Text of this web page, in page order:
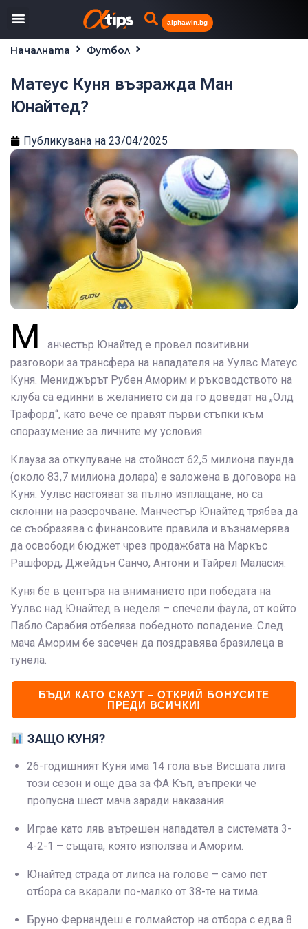
alphawin.bg
Началната
Футбол
Матеус Куня възражда Ман
Юнайтед?
Публикувана на 23/04/2025
М
анчестър Юнайтед е провел позитивни
разговори за трансфера на нападателя на Уулвс Матеус
Куня. Мениджърът Рубен Аморим и ръководството на
клуба са единни в желанието си да го доведат на „Олд
Трафорд“, като вече се правят първи стъпки към
споразумение за личните му условия.
Клауза за откупуване на стойност 62,5 милиона паунда
(около 83,7 милиона долара) е заложена в договора на
Куня. Уулвс настояват за пълно изплащане, но са
склонни на разсрочване. Манчестър Юнайтед трябва да
се съобразява с финансовите правила и възнамерява
да освободи бюджет чрез продажбата на Маркъс
Рашфорд, Джейдън Санчо, Антони и Тайрел Маласия.
Куня бе в центъра на вниманието при победата на
Уулвс над Юнайтед в неделя – спечели фаула, от който
Пабло Сарабия отбеляза победното попадение. След
мача Аморим бе засечен да поздравява бразилеца в
тунела.
БЪДИ КАТО СКАУТ – ОТКРИЙ БОНУСИТЕ
ПРЕДИ ВСИЧКИ!
ЗАЩО КУНЯ?
26-годишният Куня има 14 гола във Висшата лига
този сезон и още два за ФА Къп, въпреки че
пропусна шест мача заради наказания.
Играе като ляв вътрешен нападател в системата 3-
4-2-1 – същата, която използва и Аморим.
Юнайтед страда от липса на голове – само пет
отбора са вкарали по-малко от 38-те на тима.
Бруно Фернандеш е голмайстор на отбора с едва 8